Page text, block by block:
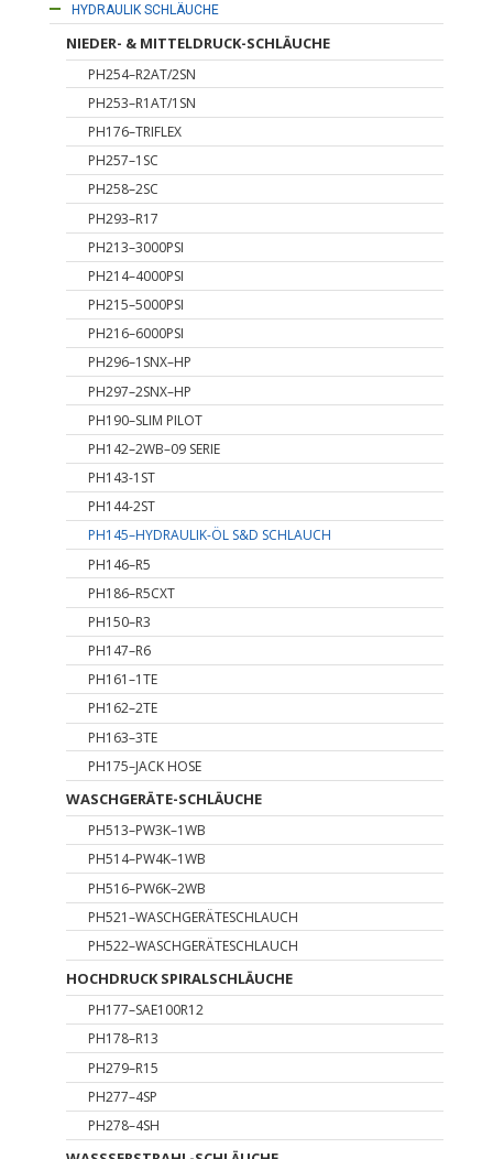
HYDRAULIK SCHLÄUCHE
NIEDER- & MITTELDRUCK-SCHLÄUCHE
PH254–R2AT/2SN
PH253–R1AT/1SN
PH176–TRIFLEX
PH257–1SC
PH258–2SC
PH293–R17
PH213–3000PSI
PH214–4000PSI
PH215–5000PSI
PH216–6000PSI
PH296–1SNX–HP
PH297–2SNX–HP
PH190–SLIM PILOT
PH142–2WB–09 SERIE
PH143-1ST
PH144-2ST
PH145–HYDRAULIK-ÖL S&D SCHLAUCH
PH146–R5
PH186–R5CXT
PH150–R3
PH147–R6
PH161–1TE
PH162–2TE
PH163–3TE
PH175–JACK HOSE
WASCHGERÄTE-SCHLÄUCHE
PH513–PW3K–1WB
PH514–PW4K–1WB
PH516–PW6K–2WB
PH521–WASCHGERÄTESCHLAUCH
PH522–WASCHGERÄTESCHLAUCH
HOCHDRUCK SPIRALSCHLÄUCHE
PH177–SAE100R12
PH178–R13
PH279–R15
PH277–4SP
PH278–4SH